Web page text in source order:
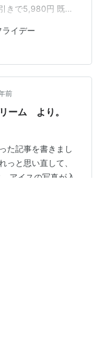
きで5,980円 既に
、少しでも速くな
きます【New】
代 | Fire TV Stick
ライデー
前
ーム より。